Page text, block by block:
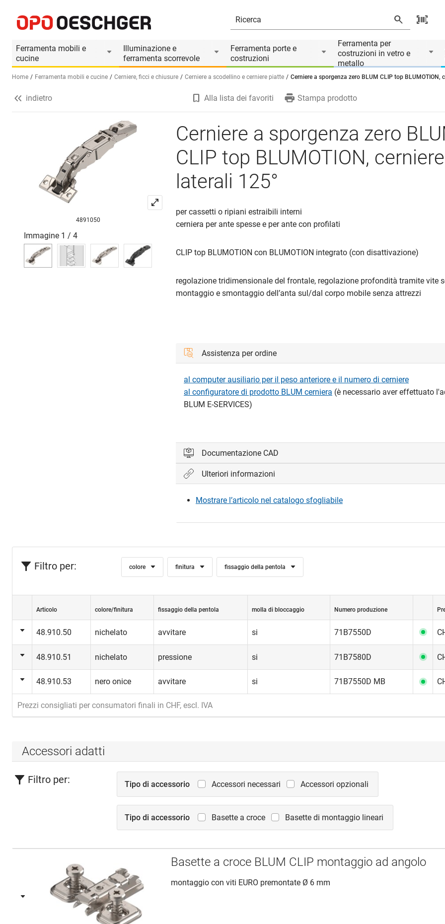
Ferramenta mobili e
cucine
Illuminazione e
ferramenta scorrevole
Ferramenta porte e
costruzioni
Ferramenta per
costruzioni in vetro e
metallo
Seleziona una lingua (IT)
Home Ferramenta mobili e cucine Cerniere, ficci e chiusure Cerniere a scodellino e cerniere piatte Cerniere a sporgenza zero BLUM CLIP top BLUMOTION,
Informazioni prodotto
Accessori adatti
indietro Alla lista dei favoriti Stampa prodotto
4891050
Immagine 1 / 4
Cerniere a sporgenza zero
CLIP top BLUMOTION, cerniere
laterali 125°
per cassetti o ripiani estraibili interni
cerniera per ante spesse e per ante con profilati
CLIP top BLUMOTION con BLUMOTION integrato (con disattivazione)
regolazione tridimensionale del frontale, regolazione profondità tramite vite
montaggio e smontaggio dell’anta sul/dal corpo mobile senza attrezzi
Assistenza per ordine
al computer ausiliario per il peso anteriore e il numero di cerniere
al configuratore di prodotto BLUM cerniera (è necessario aver effettuato
BLUM E-SERVICES)
Documentazione CAD
Accedi per visualizzare e scaricare i file CAD.
Ulteriori informazioni
Mostrare l’articolo nel catalogo sfogliabile
Filtro per: colore finitura fissaggio della pentola
Articolo colore/finitura fissaggio della pentola molla di bloccaggio Numero produzione
48.910.50 nichelato avvitare si 71B7550D
48.910.51 nichelato pressione si 71B7580D
48.910.53 nero onice avvitare si 71B7550D MB
Prezzi consigliati per consumatori finali in CHF, escl. IVA
Accessori adatti
Filtro per: Tipo di accessorio Accessori necessari Accessori opzionali
Tipo di accessorio Basette a croce Basette di montaggio lineari
Basette a croce BLUM CLIP montaggio ad angolo
montaggio con viti EURO premontate Ø 6 mm